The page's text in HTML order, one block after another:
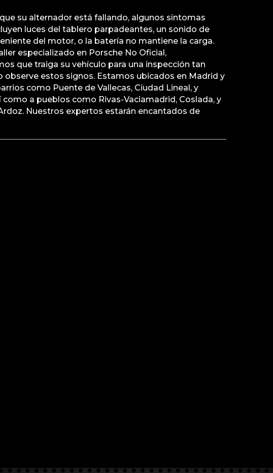
su alternador está fallando, algunos síntomas
luces del tablero parpadeantes, un sonido de
del motor, o la batería no mantiene la carga.
especializado en Porsche No Oficial,
que traiga su vehículo para una inspección tan
observe estos signos. Estamos ubicados en Madrid y
como Puente de Vallecas, Ciudad Lineal, y
como a pueblos como Rivas-Vaciamadrid, Coslada, y
Nuestros expertos estarán encantados de